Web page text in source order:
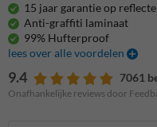
15 jaar garantie op
Anti-graffiti laminaat
99% Hufterproof
lees over alle voordelen
9.4 7061
Onafhankelijke reviews door